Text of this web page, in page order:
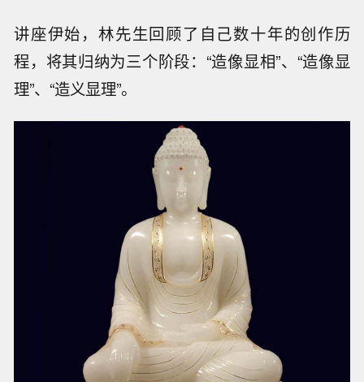
讲座伊始，林先生回顾了自己数十年的创作历
程，将其归纳为三个阶段：“造像显相”、“造像显
理”、“造义显理”。